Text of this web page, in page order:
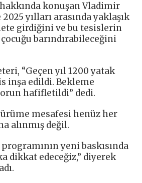
konuşan Vladimir
yılları arasında yaklaşık
girdiğini ve bu tesislerin
barındırabileceğini
“Geçen yıl 1200 yatak
inşa edildi. Bekleme
hafifletildi” dedi.
mesafesi henüz her
alınmış değil.
yeni baskısında
dikkat edeceğiz,” diyerek